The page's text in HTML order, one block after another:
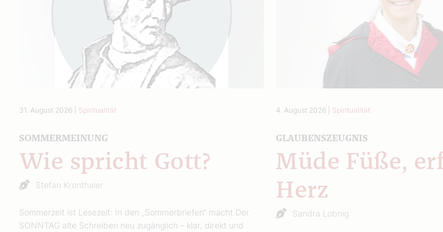
31. August 2026 Spiritualität
SOMMERMEINUNG
Wie spricht Gott?
Stefan Kronthaler
Sommerzeit ist Lesezeit: In den „Sommerbriefen“ macht Der
SONNTAG alte Schreiben neu zugänglich – klar, direkt und
4. August 2026 Spiritualität
GLAUBENSZEUGNIS
Müde Füße,
Herz
Sandra Lobnig